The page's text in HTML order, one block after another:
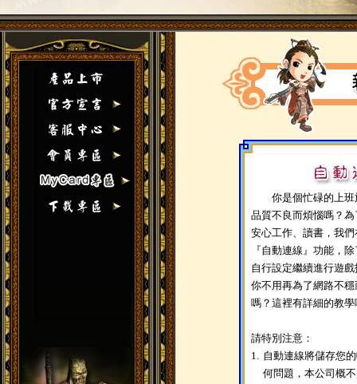
你是個忙碌的上班
品質不良而煩惱嗎？
安心工作、讀書，我
『自動連線』功能，
自行設定繼續進行遊
你不用再為了網路不
嗎？這裡有詳細的教學
請特別注意：
1. 自動連線將儲存您
何問題，本公司概